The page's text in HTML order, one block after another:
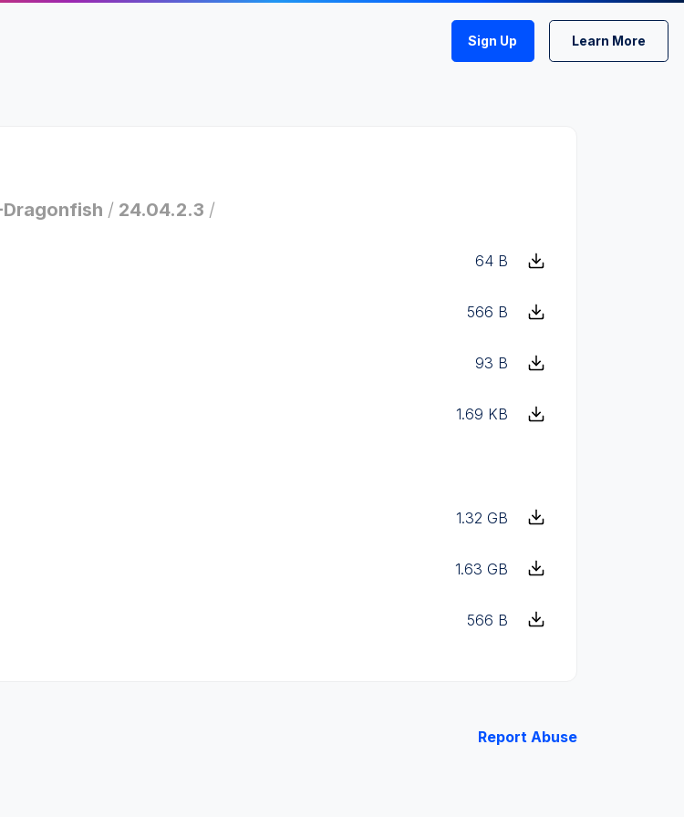
Sign Up Learn More
Dragonfish / 24.04.2.3 /
64 B
566 B
93 B
1.69 KB
1.32 GB
1.63 GB
566 B
Report Abuse